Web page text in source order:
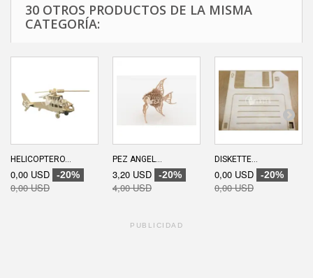
30 OTROS PRODUCTOS DE LA MISMA
CATEGORÍA:
HELICOPTERO...
0,00 USD -20%
0,00 USD
PEZ ANGEL...
3,20 USD -20%
4,00 USD
DISKETTE...
0,00 USD -20%
0,00 USD
PUBLICIDAD